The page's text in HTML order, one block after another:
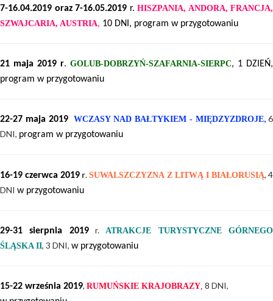
7-16.04.2019 oraz 7-16.05.2019 r. HISZPANIA, ANDORA, FRANCJA,
SZWAJCARIA, AUSTRIA, 10 DNI, program w przygotowaniu
21 maja 2019 r. GOLUB-DOBRZYŃ-SZAFARNIA-SIERPC, 1 DZIEŃ,
program w przygotowaniu
22-27 maja 2019 WCZASY NAD BAŁTYKIEM - MIĘDZYZDROJE, 6
DNI, program w przygotowaniu
16-19 czerwca 2019 r.SUWALSZCZYZNA Z LITWĄ I BIAŁORUSIĄ, 4
DNI w przygotowaniu
29-31 sierpnia 2019r. ATRAKCJE TURYSTYCZNE GÓRNEGO
ŚLĄSKA II, 3 DNI, w przygotowaniu
15-22 września 2019, RUMUŃSKIE KRAJOBRAZY, 8 DNI,